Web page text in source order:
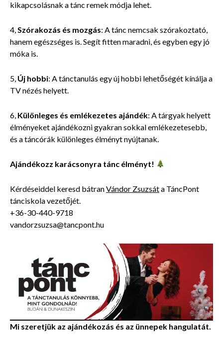
kikapcsolásnak a tánc remek módja lehet.
4, Szórakozás és mozgás: A tánc nemcsak szórakoztató,
hanem egészséges is. Segít fitten maradni, és egyben egy jó
móka is.
5, Új hobbi: A tánctanulás egy új hobbi lehetőségét kínálja a
TV nézés helyett.
6, Különleges és emlékezetes ajándék: A tárgyak helyett
élményeket ajándékozni gyakran sokkal emlékezetesebb,
és a táncórák különleges élményt nyújtanak.
Ajándékozz karácsonyra tánc élményt!
Kérdéseiddel keresd bátranVándor Zsuzsáta TáncPont
tánciskola vezetőjét.
+36-30-440-9718
vandorzsuzsa@tancpont.hu
Mi szeretjük az ajándékozás és az ünnepek hangulatát.